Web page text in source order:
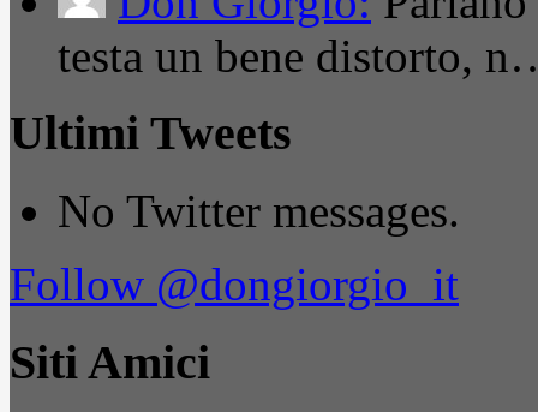
testa un bene distorto,
Ultimi Tweets
No Twitter messages.
Follow @dongiorgio_it
Siti Amici